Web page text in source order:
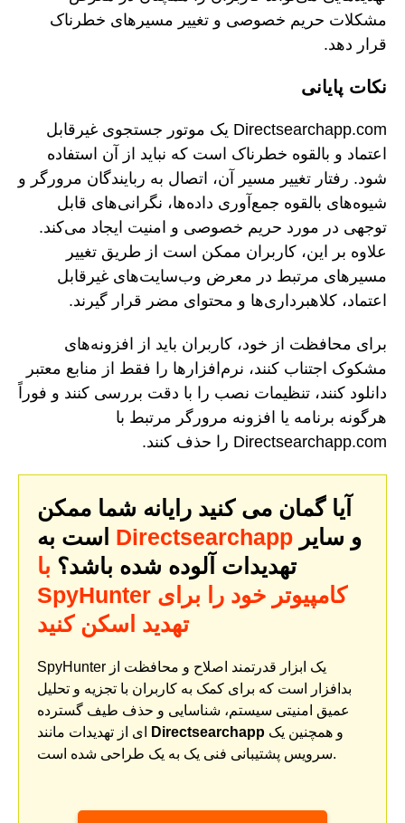
مشکلات حریم خصوصی و تغییر مسیرهای خطرناک
قرار دهد.
نکات پایانی
Directsearchapp.com یک موتور جستجوی غیرقابل
اعتماد و بالقوه خطرناک است که نباید از آن استفاده
شود. رفتار تغییر مسیر آن، اتصال به ربایندگان مرورگر و
شیوه‌های بالقوه جمع‌آوری داده‌ها، نگرانی‌های قابل
توجهی در مورد حریم خصوصی و امنیت ایجاد می‌کند.
علاوه بر این، کاربران ممکن است از طریق تغییر
مسیرهای مرتبط در معرض وب‌سایت‌های غیرقابل
اعتماد، کلاهبرداری‌ها و محتوای مضر قرار گیرند.
برای محافظت از خود، کاربران باید از افزونه‌های
مشکوک اجتناب کنند، نرم‌افزارها را فقط از منابع معتبر
دانلود کنند، تنظیمات نصب را با دقت بررسی کنند و فوراً
هرگونه برنامه یا افزونه مرورگر مرتبط با
Directsearchapp.com را حذف کنند.
آیا گمان می کنید رایانه شما ممکن
Directsearchapp
تهدیدات آلوده شده باشد؟ با
SpyHunter کامپیوتر خود را برای
تهدید اسکن کنید
SpyHunter یک ابزار قدرتمند اصلاح و محافظت از
بدافزار است که برای کمک به کاربران با تجزیه و تحلیل
عمیق امنیتی سیستم، شناسایی و حذف طیف گسترده
Directsearchapp
سرویس پشتیبانی فنی یک به یک طراحی شده است.